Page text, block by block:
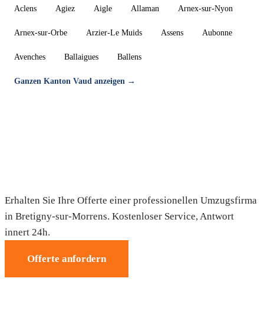
Aclens Agiez Aigle Allaman Arnex-sur-Nyon
Arnex-sur-Orbe Arzier-Le Muids Assens Aubonne
Avenches Ballaigues Ballens
Ganzen Kanton Vaud anzeigen →
Erhalten Sie Ihre Offerte einer professionellen Umzugsfirma
in Bretigny-sur-Morrens. Kostenloser Service, Antwort
innert 24h.
Offerte anfordern